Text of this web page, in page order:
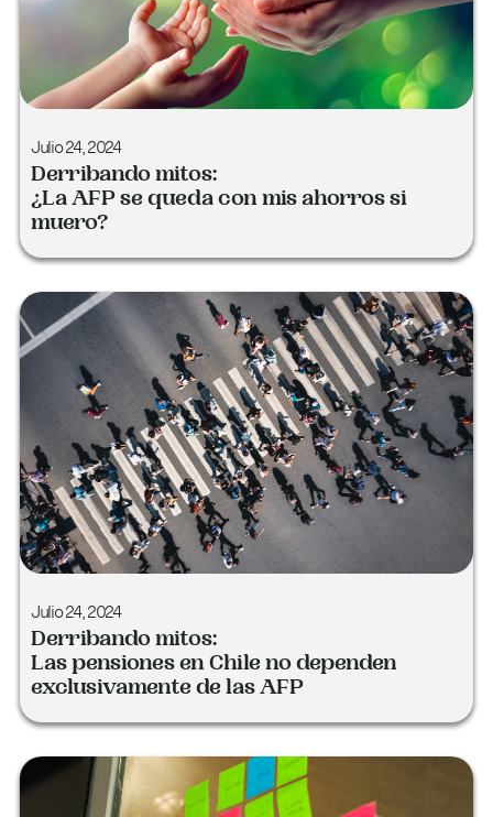
Julio 24, 2024
Derribando mitos:
¿La AFP se queda con mis ahorros si
muero?
Julio 24, 2024
Derribando mitos:
Las pensiones en Chile no dependen
exclusivamente de las AFP